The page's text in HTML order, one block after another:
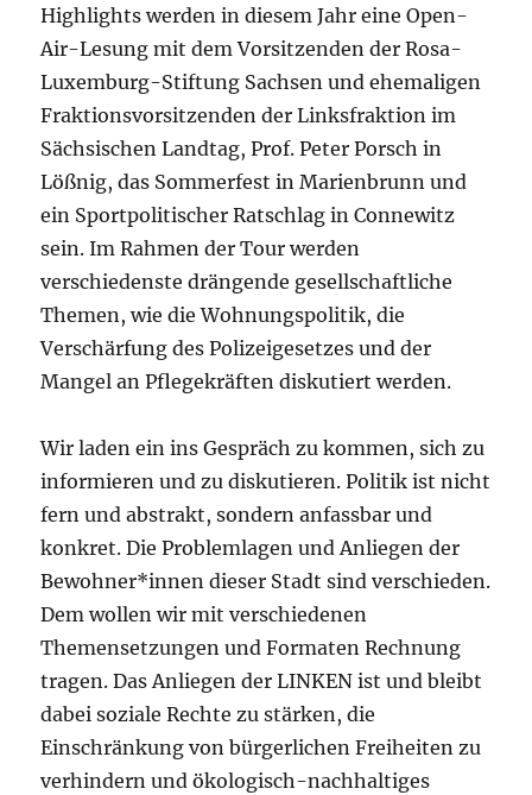
Highlights werden in diesem Jahr eine Open-
Air-Lesung mit dem Vorsitzenden der Rosa-
Luxemburg-Stiftung Sachsen und ehemaligen
Fraktionsvorsitzenden der Linksfraktion im
Sächsischen Landtag, Prof. Peter Porsch in
Lößnig, das Sommerfest in Marienbrunn und
ein Sportpolitischer Ratschlag in Connewitz
sein. Im Rahmen der Tour werden
verschiedenste drängende gesellschaftliche
Themen, wie die Wohnungspolitik, die
Verschärfung des Polizeigesetzes und der
Mangel an Pflegekräften diskutiert werden.
Wir laden ein ins Gespräch zu kommen, sich zu
informieren und zu diskutieren. Politik ist nicht
fern und abstrakt, sondern anfassbar und
konkret. Die Problemlagen und Anliegen der
Bewohner*innen dieser Stadt sind verschieden.
Dem wollen wir mit verschiedenen
Themensetzungen und Formaten Rechnung
tragen. Das Anliegen der LINKEN ist und bleibt
dabei soziale Rechte zu stärken, die
Einschränkung von bürgerlichen Freiheiten zu
verhindern und ökologisch-nachhaltiges